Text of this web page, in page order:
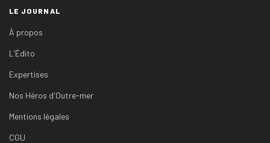
LE JOURNAL
À propos
L'Édito
Expertises
Nos Héros d'Outre-mer
Mentions légales
CGU